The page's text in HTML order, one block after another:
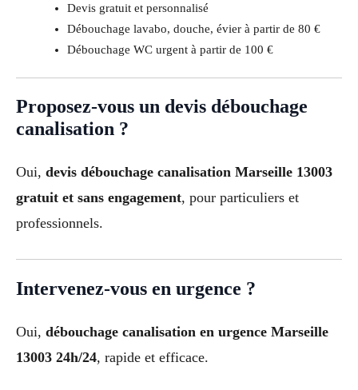
Devis gratuit et personnalisé
Débouchage lavabo, douche, évier à partir de 80 €
Débouchage WC urgent à partir de 100 €
Proposez-vous un devis débouchage
canalisation ?
Oui, devis débouchage canalisation Marseille 13003
gratuit et sans engagement, pour particuliers et
professionnels.
Intervenez-vous en urgence ?
Oui, débouchage canalisation en urgence Marseille
13003 24h/24, rapide et efficace.